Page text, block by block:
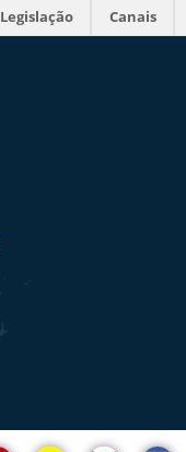
Legislação Canais